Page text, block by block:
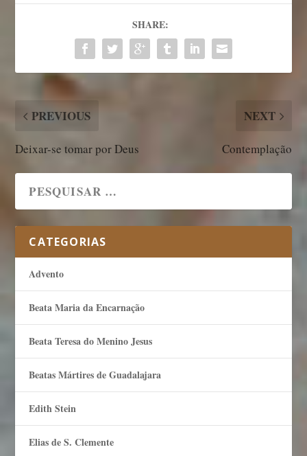
SHARE:
PREVIOUS
Deixar-se tomar por Deus
NEXT
Contemplação
CATEGORIAS
Advento
Beata Maria da Encarnação
Beata Teresa do Menino Jesus
Beatas Mártires de Guadalajara
Edith Stein
Elias de S. Clemente